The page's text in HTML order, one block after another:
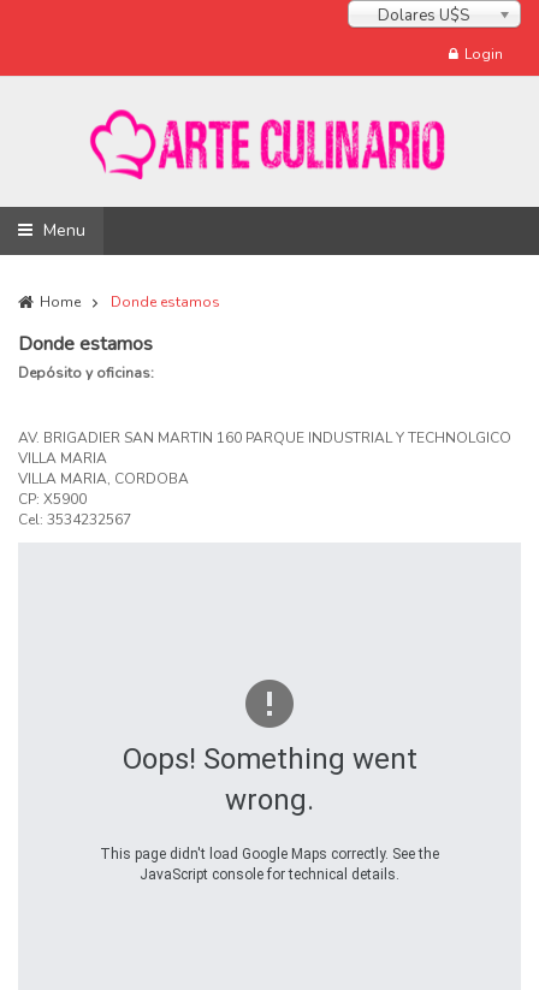
Dolares U$S
Login
Menu
Home Donde estamos
Donde estamos
Depósito y oficinas:
AV. BRIGADIER SAN MARTIN 160 PARQUE INDUSTRIAL Y TECHNOLGICO
VILLA MARIA
VILLA MARIA, CORDOBA
CP: X5900
Cel: 3534232567
Oops! Something went
wrong.
This page didn't load Google Maps correctly. See the
JavaScript console for technical details.